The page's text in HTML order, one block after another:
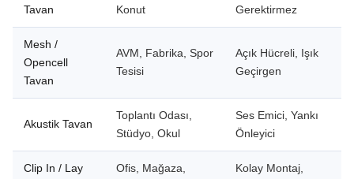
Tavan
Konut
Gerektirmez
Mesh /
Opencell
Tavan
AVM, Fabrika, Spor
Tesisi
Açık Hücreli, Işık
Geçirgen
Akustik Tavan
Toplantı Odası,
Stüdyo, Okul
Ses Emici, Yankı
Önleyici
Clip In / Lay
Ofis, Mağaza,
Kolay Montaj,